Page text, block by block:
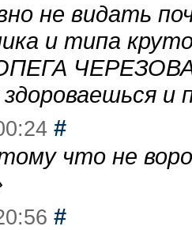
не видать
и типа
здороваешься
#
что не
#